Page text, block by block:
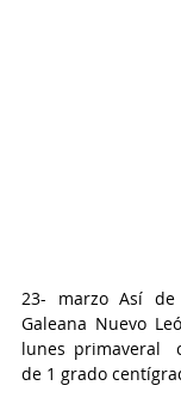
23- marzo Así
Galeana Nuevo
lunes primaveral
de 1 grado